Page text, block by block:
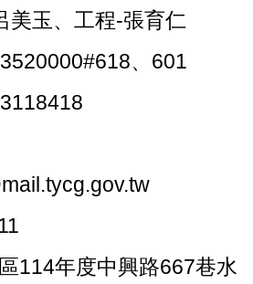
美玉、工程-張育仁
、601
114年度中興路667巷水